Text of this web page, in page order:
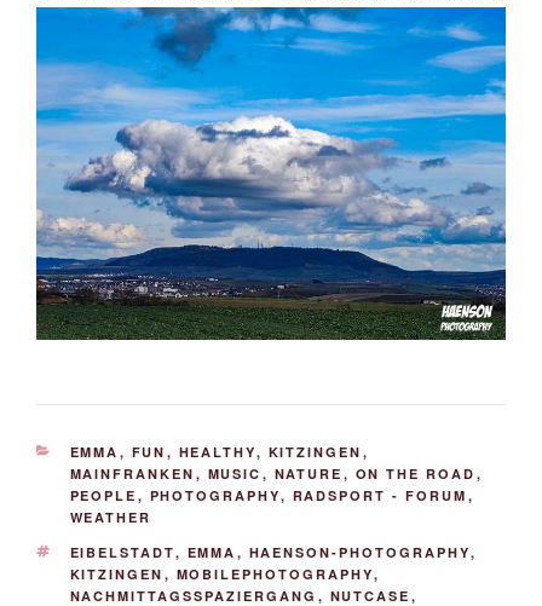
KATEGORIEN
EMMA , FUN , HEALTHY, KITZINGEN ,
MAINFRANKEN , MUSIC , NATURE , ON THE ROAD ,
PEOPLE , PHOTOGRAPHY, RADSPORT - FORUM ,
WEATHER
SCHLAGWÖRTER
EIBELSTADT, EMMA , HAENSON-PHOTOGRAPHY,
KITZINGEN , MOBILEPHOTOGRAPHY,
NACHMITTAGSSPAZIERGANG , NUTCASE ,